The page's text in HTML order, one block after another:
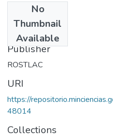
No
Thumbnail
Available
1985
Publisher
ROSTLAC
URI
https://
48014
Collections